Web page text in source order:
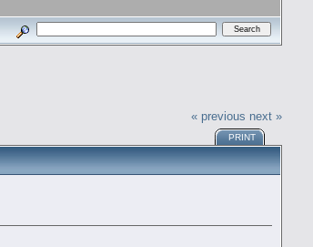
« previous next »
PRINT